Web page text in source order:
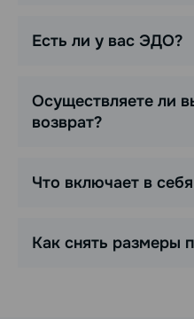
Есть ли у вас ЭДО?
Осуществляете ли
возврат?
Что включает в
Как снять размеры